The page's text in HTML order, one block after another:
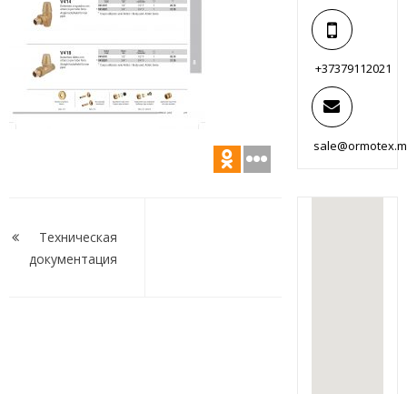
по
записям
Техническая
документация
+37379112021